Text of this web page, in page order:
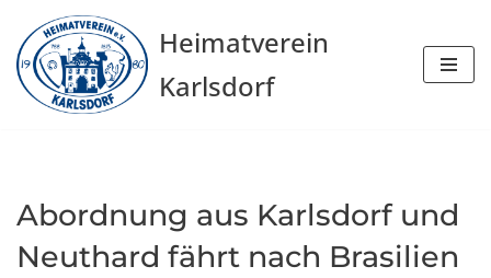
Zum
Inhalt
springen
Heimatverein
Karlsdorf
Abordnung aus Karlsdorf und
Neuthard fährt nach Brasilien